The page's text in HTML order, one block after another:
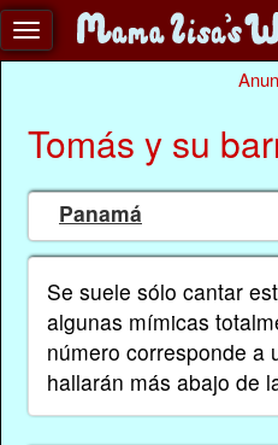
Tomás y su
Panamá
Se suele sólo cantar
algunas mímicas
número corresponde a
hallarán más abajo de